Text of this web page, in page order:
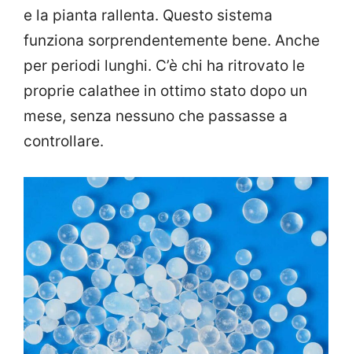
e la pianta rallenta. Questo sistema
funziona sorprendentemente bene. Anche
per periodi lunghi. C’è chi ha ritrovato le
proprie calathee in ottimo stato dopo un
mese, senza nessuno che passasse a
controllare.